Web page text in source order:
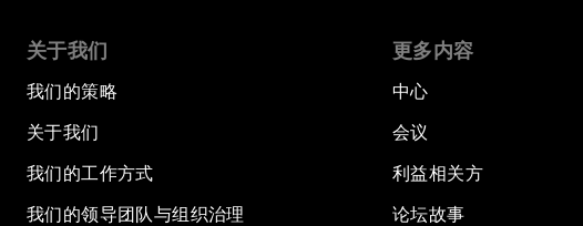
关于我们
我们的策略
关于我们
我们的工作方式
我们的领导团队与组织治理
更多内容
中心
会议
利益相关方
论坛故事